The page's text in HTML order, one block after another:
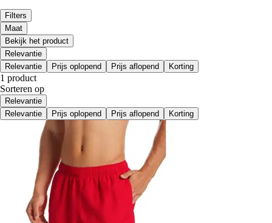
Filters
Maat
Bekijk het product
Relevantie
Relevantie
Prijs oplopend Prijs aflopend Korting
1 product
Sorteren op
Relevantie
Relevantie
Prijs oplopend Prijs aflopend Korting